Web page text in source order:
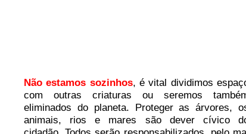
Não estamos sozinhos, é vital dividimos
com outras criaturas ou seremos
eliminados do planeta. Proteger as árvores,
animais, rios e mares são dever cívico